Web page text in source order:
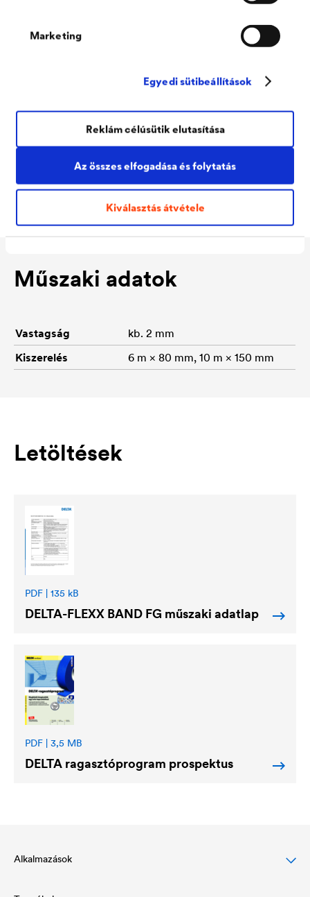
Marketing
Egyedi sütibeállítások
Az összes elfogadása és folytatás
Kiválasztás átvétele
Reklám célúsütik elutasítása
Műszaki adatok
Vastagság
kb. 2 mm
Kiszerelés
6 m × 80 mm, 10 m × 150 mm
Letöltések
PDF | 135 kB
DELTA-FLEXX BAND FG műszaki adatlap
PDF | 3,5 MB
DELTA ragasztóprogram prospektus
Alkalmazások